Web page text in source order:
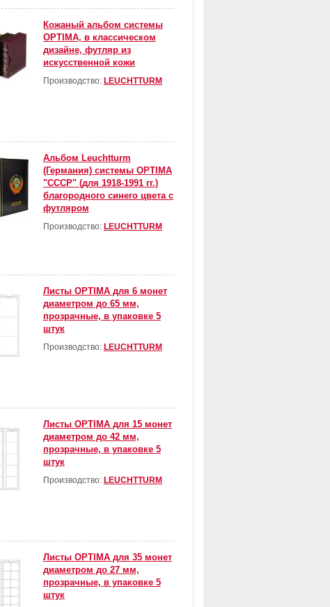
Кожаный альбом системы
OPTIMA, в классическом
дизайне, футляр из
искусственной кожи
Производство: LEUCHTTURM
Альбом Leuchtturm
(Германия) системы OPTIMA
"СССР" (для 1918-1991 гг.)
благородного синего цвета с
футляром
Производство: LEUCHTTURM
Листы OPTIMA для 6 монет
диаметром до 65 мм,
прозрачные, в упаковке 5
штук
Производство: LEUCHTTURM
Листы OPTIMA для 15 монет
диаметром до 42 мм,
прозрачные, в упаковке 5
штук
Производство: LEUCHTTURM
Листы OPTIMA для 35 монет
диаметром до 27 мм,
прозрачные, в упаковке 5
штук